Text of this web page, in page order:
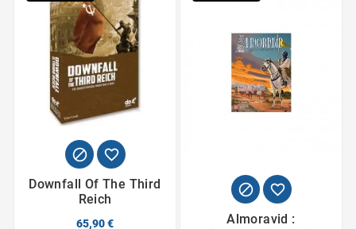
 
Downfall Of The Third
Reich
65,90 €
 
Almoravid :